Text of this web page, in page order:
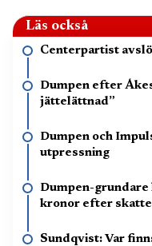
Läs också
Centerpartist
Dumpen efter
jättelättnad”
Dumpen och
utpressning
Dumpen-grundare
kronor efter
Sundqvist: Var